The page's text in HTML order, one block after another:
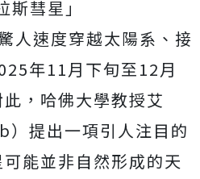
彗星」
人速度穿越太陽系、接
年11月下旬至12月
，哈佛大學教授艾
提出一項引人注目的
能並非自然形成的天